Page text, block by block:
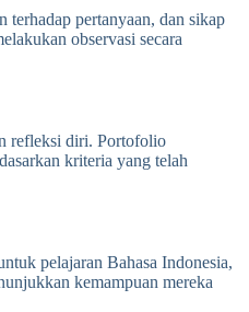
terhadap pertanyaan, dan sikap
observasi secara
refleksi diri. Portofolio
kriteria yang telah
pelajaran Bahasa Indonesia,
kemampuan mereka